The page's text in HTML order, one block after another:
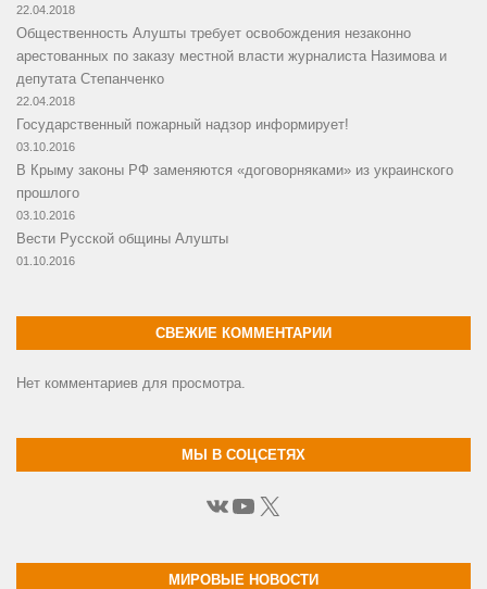
22.04.2018
Общественность Алушты требует освобождения незаконно
арестованных по заказу местной власти журналиста Назимова и
депутата Степанченко
22.04.2018
Государственный пожарный надзор информирует!
03.10.2016
В Крыму законы РФ заменяются «договорняками» из украинского
прошлого
03.10.2016
Вести Русской общины Алушты
01.10.2016
СВЕЖИЕ КОММЕНТАРИИ
Нет комментариев для просмотра.
МЫ В СОЦСЕТЯХ
ВКонтакте
YouTube
X
МИРОВЫЕ НОВОСТИ